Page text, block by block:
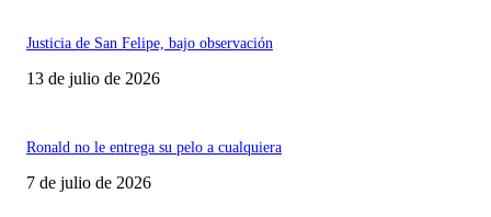
Justicia de San Felipe, bajo observación
13 de julio de 2026
Ronald no le entrega su pelo a cualquiera
7 de julio de 2026